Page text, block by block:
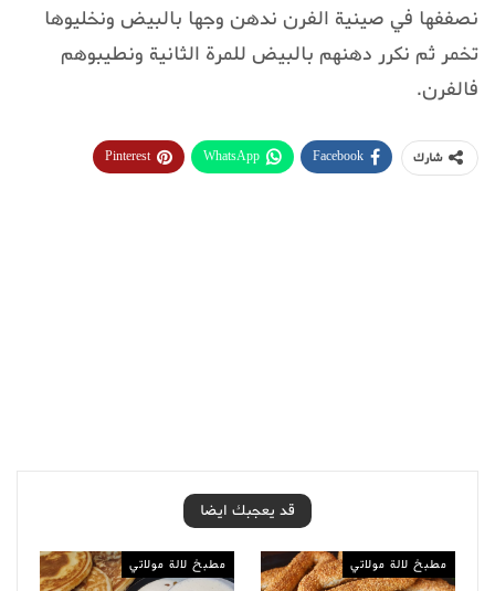
نصففها في صينية الفرن ندهن وجها بالبيض ونخليوها
تخمر ثم نكرر دهنهم بالبيض للمرة الثانية ونطيبوهم
فالفرن.
شارك Facebook
WhatsApp
Pinterest
قد يعجبك ايضا
مطبخ لالة مولاتي مطبخ لالة مولاتي